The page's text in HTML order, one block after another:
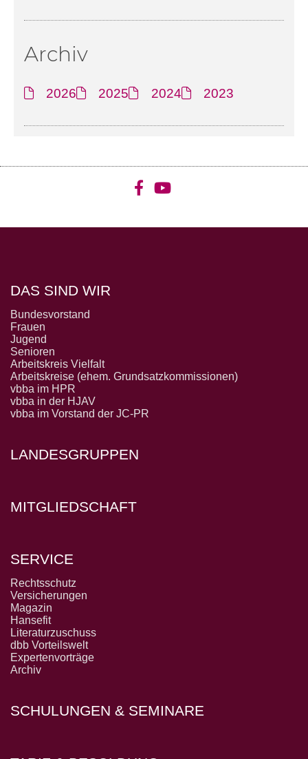
Archiv
2026 2025 2024 2023
DAS SIND WIR
Bundesvorstand
Frauen
Jugend
Senioren
Arbeitskreis Vielfalt
Arbeitskreise (ehem. Grundsatzkommissionen)
vbba im HPR
vbba in der HJAV
vbba im Vorstand der JC-PR
LANDESGRUPPEN
MITGLIEDSCHAFT
SERVICE
Rechtsschutz
Versicherungen
Magazin
Hansefit
Literaturzuschuss
dbb Vorteilswelt
Expertenvorträge
Archiv
SCHULUNGEN & SEMINARE